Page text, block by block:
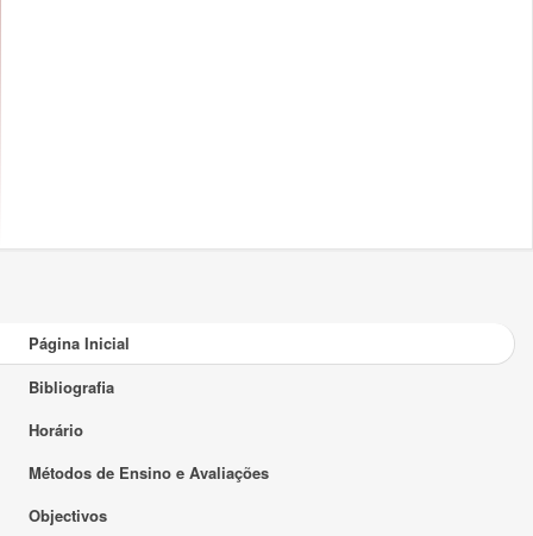
Página Inicial
Bibliografia
Horário
Métodos de Ensino e Avaliações
Objectivos